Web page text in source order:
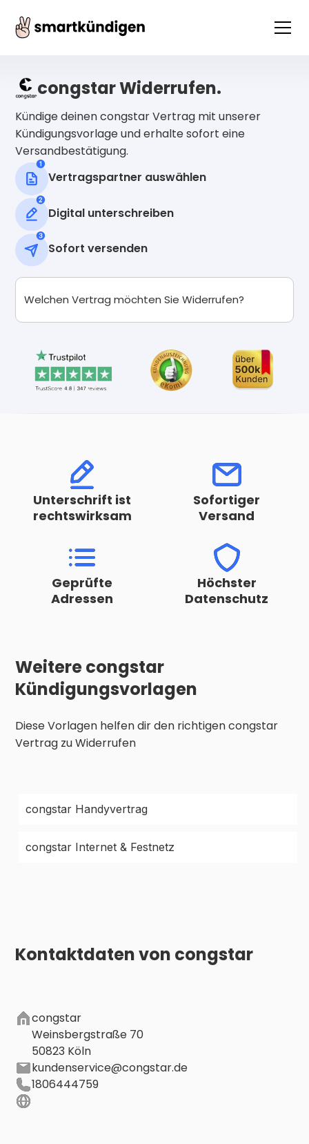
congstar Widerrufen.
Kündige deinen congstar Vertrag mit unserer
Kündigungsvorlage und erhalte sofort eine
Versandbestätigung.
Vertragspartner auswählen
Digital unterschreiben
Sofort versenden
Unterschrift ist
rechtswirksam
Sofortiger
Versand
Geprüfte
Adressen
Höchster
Datenschutz
Weitere congstar
Kündigungsvorlagen
Diese Vorlagen helfen dir den richtigen congstar
Vertrag zu Widerrufen
congstar Handyvertrag
congstar Internet & Festnetz
Kontaktdaten von congstar
congstar
Weinsbergstraße 70
50823 Köln
kundenservice@congstar.de
1806444759